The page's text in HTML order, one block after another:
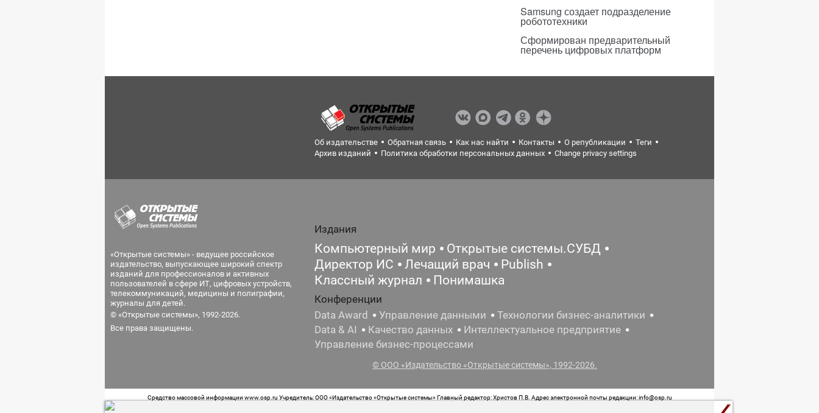
Samsung создает подразделение
робототехники
Сформирован предварительный
перечень цифровых платформ
Об издательстве Обратная связь Как нас найти Контакты О републикации
Теги
Архив изданий
Политика обработки персональных данных Change privacy settings
«Открытые системы» - ведущее российское
издательство, выпускающее широкий спектр
изданий для профессионалов и активных
пользователей в сфере ИТ, цифровых устройств,
телекоммуникаций, медицины и полиграфии,
журналы для детей.
© «Открытые системы», 1992-2026.
Все права защищены.
Издания
Компьютерный мир
Открытые системы.СУБД
Директор ИС
Лечащий врач
Publish
Классный журнал
Понимашка
Конференции
Data Award
Управление данными
Технологии бизнес-аналитики
Data & AI
Качество данных
Интеллектуальное предприятие
Управление бизнес-процессами
© ООО «Издательство «Открытые системы», 1992-2026.
Средство массовой информации www.osp.ru Учредитель: ООО «Издательство «Открытые системы» Главный редактор: Христов П.В. Адрес электронной почты редакции: info@osp.ru